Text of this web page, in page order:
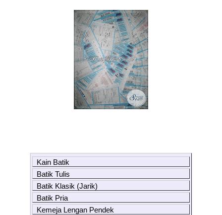
Kain Batik
Batik Tulis
Batik Klasik (Jarik)
Batik Pria
Kemeja Lengan Pendek